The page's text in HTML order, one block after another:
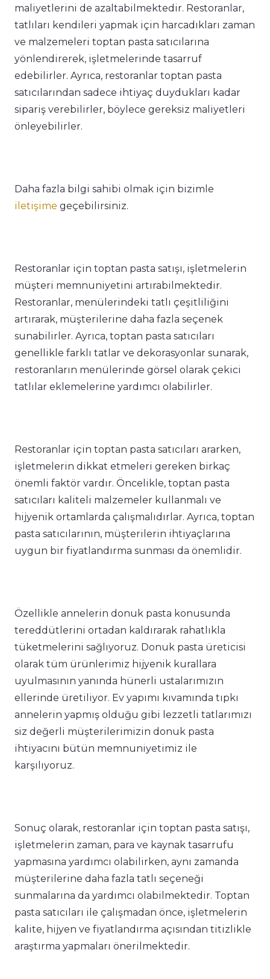
maliyetlerini de azaltabilmektedir. Restoranlar,
tatlıları kendileri yapmak için harcadıkları zaman
ve malzemeleri toptan pasta satıcılarına
yönlendirerek, işletmelerinde tasarruf
edebilirler. Ayrıca, restoranlar toptan pasta
satıcılarından sadece ihtiyaç duydukları kadar
sipariş verebilirler, böylece gereksiz maliyetleri
önleyebilirler.
Daha fazla bilgi sahibi olmak için bizimle
iletişime geçebilirsiniz.
Restoranlar için toptan pasta satışı, işletmelerin
müşteri memnuniyetini artırabilmektedir.
Restoranlar, menülerindeki tatlı çeşitliliğini
artırarak, müşterilerine daha fazla seçenek
sunabilirler. Ayrıca, toptan pasta satıcıları
genellikle farklı tatlar ve dekorasyonlar sunarak,
restoranların menülerinde görsel olarak çekici
tatlılar eklemelerine yardımcı olabilirler.
Restoranlar için toptan pasta satıcıları ararken,
işletmelerin dikkat etmeleri gereken birkaç
önemli faktör vardır. Öncelikle, toptan pasta
satıcıları kaliteli malzemeler kullanmalı ve
hijyenik ortamlarda çalışmalıdırlar. Ayrıca, toptan
pasta satıcılarının, müşterilerin ihtiyaçlarına
uygun bir fiyatlandırma sunması da önemlidir.
Özellikle annelerin donuk pasta konusunda
tereddütlerini ortadan kaldırarak rahatlıkla
tüketmelerini sağlıyoruz. Donuk pasta üreticisi
olarak tüm ürünlerimiz hijyenik kurallara
uyulmasının yanında hünerli ustalarımızın
ellerinde üretiliyor. Ev yapımı kıvamında tıpkı
annelerin yapmış olduğu gibi lezzetli tatlarımızı
siz değerli müşterilerimizin donuk pasta
ihtiyacını bütün memnuniyetimiz ile
karşılıyoruz.
Sonuç olarak, restoranlar için toptan pasta satışı,
işletmelerin zaman, para ve kaynak tasarrufu
yapmasına yardımcı olabilirken, aynı zamanda
müşterilerine daha fazla tatlı seçeneği
sunmalarına da yardımcı olabilmektedir. Toptan
pasta satıcıları ile çalışmadan önce, işletmelerin
kalite, hijyen ve fiyatlandırma açısından titizlikle
araştırma yapmaları önerilmektedir.